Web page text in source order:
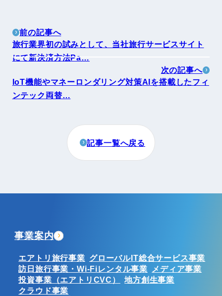
前の記事へ
旅行業界初の試みとして、当社旅行サービスサイト
にて新決済方法Pa…
次の記事へ
IoT機能やマネーロンダリング対策AIを搭載したフィ
ンテック両替…
記事一覧へ戻る
事業案内
エアトリ旅行事業 グローバルIT総合サービス事業
訪日旅行事業・Wi-Fiレンタル事業
メディア事業
投資事業（エアトリCVC）
地方創生事業
クラウド事業